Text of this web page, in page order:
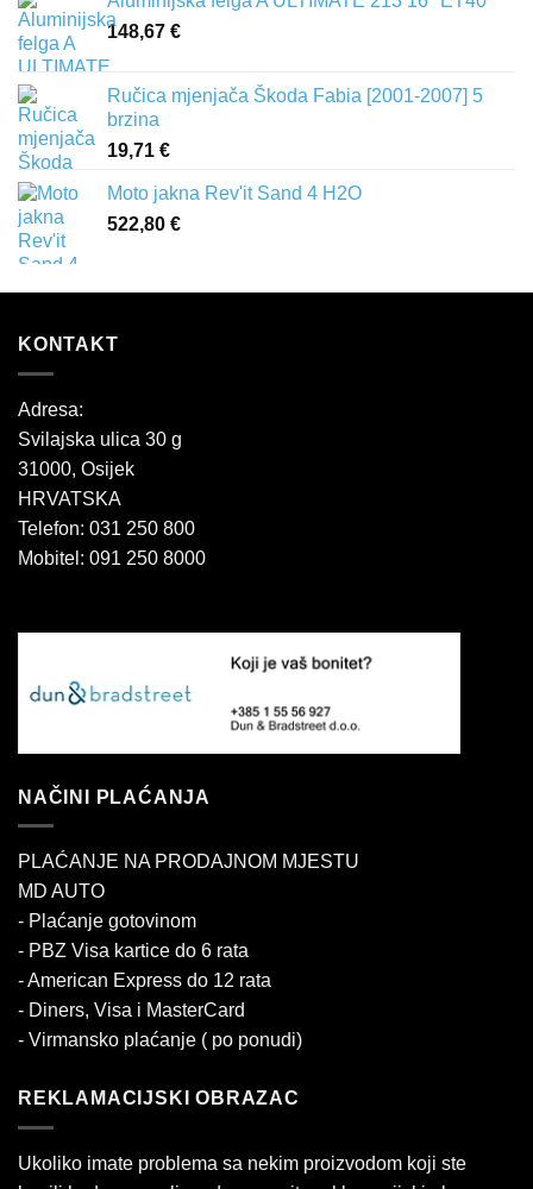
148,67 €
Ručica mjenjača Škoda Fabia [2001-2007] 5
brzina
19,71 €
Moto jakna Rev'it Sand 4 H2O
522,80 €
KONTAKT
Adresa:
Svilajska ulica 30 g
31000, Osijek
HRVATSKA
Telefon: 031 250 800
Mobitel: 091 250 8000
NAČINI PLAĆANJA
PLAĆANJE NA PRODAJNOM MJESTU
MD AUTO
- Plaćanje gotovinom
- PBZ Visa kartice do 6 rata
- American Express do 12 rata
- Diners, Visa i MasterCard
- Virmansko plaćanje ( po ponudi)
REKLAMACIJSKI OBRAZAC
Ukoliko imate problema sa nekim proizvodom koji ste